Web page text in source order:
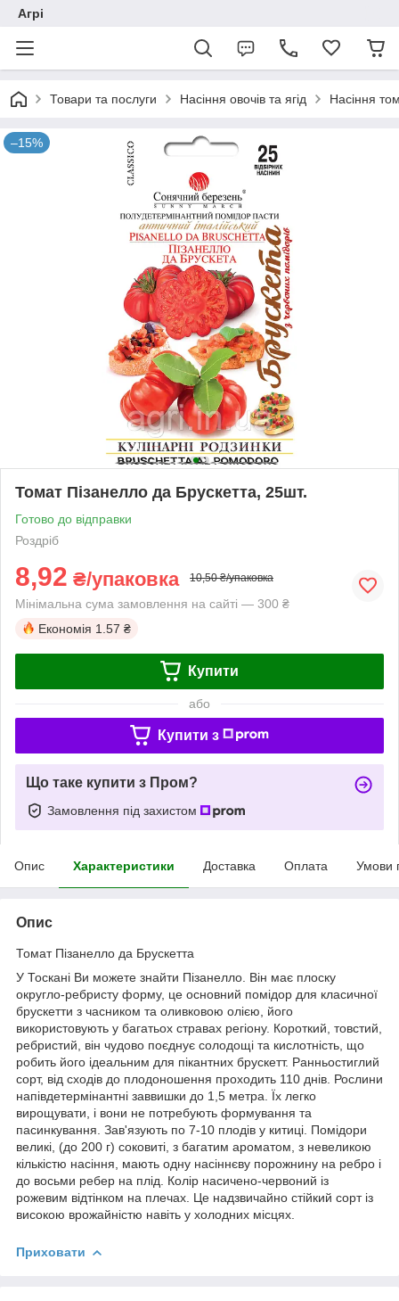
Агрі
Товари та послуги Насіння овочів та ягід Насіння
–15%
Томат Пізанелло да Брускетта, 25шт.
Готово до відправки
Роздріб
8,92 ₴/упаковка 10,50 ₴/упаковка
Мінімальна сума замовлення на сайті — 300 ₴
Економія 1.57 ₴
Купити
або
Купити з
Що таке купити з Пром?
Замовлення під захистом
Опис Характеристики Доставка Оплата Умови
Опис
Томат Пізанелло да Брускетта
У Тоскані Ви можете знайти Пізанелло. Він має плоску
округло-ребристу форму, це основний помідор для класичної
брускетти з часником та оливковою олією, його
використовують у багатьох стравах регіону. Короткий, товстий,
ребристий, він чудово поєднує солодощі та кислотність, що
робить його ідеальним для пікантних брускетт. Ранньостиглий
сорт, від сходів до плодоношення проходить 110 днів. Рослини
напівдетермінантні заввишки до 1,5 метра. Їх легко
вирощувати, і вони не потребують формування та
пасинкування. Зав'язують по 7-10 плодів у китиці. Помідори
великі, (до 200 г) соковиті, з багатим ароматом, з невеликою
кількістю насіння, мають одну насіннєву порожнину на ребро і
до восьми ребер на плід. Колір насичено-червоний із
рожевим відтінком на плечах. Це надзвичайно стійкий сорт із
високою врожайністю навіть у холодних місцях.
Приховати